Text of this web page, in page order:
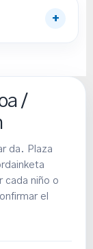
+
/
da. Plaza
cada niño o
el